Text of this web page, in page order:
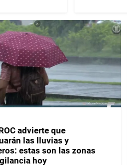
advierte que
las lluvias y
estas son las zonas
hoy